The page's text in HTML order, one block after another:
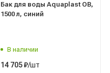
Бак для воды Aquaplast ОВ,
1500 л, синий
В наличии
14 705₽/шт